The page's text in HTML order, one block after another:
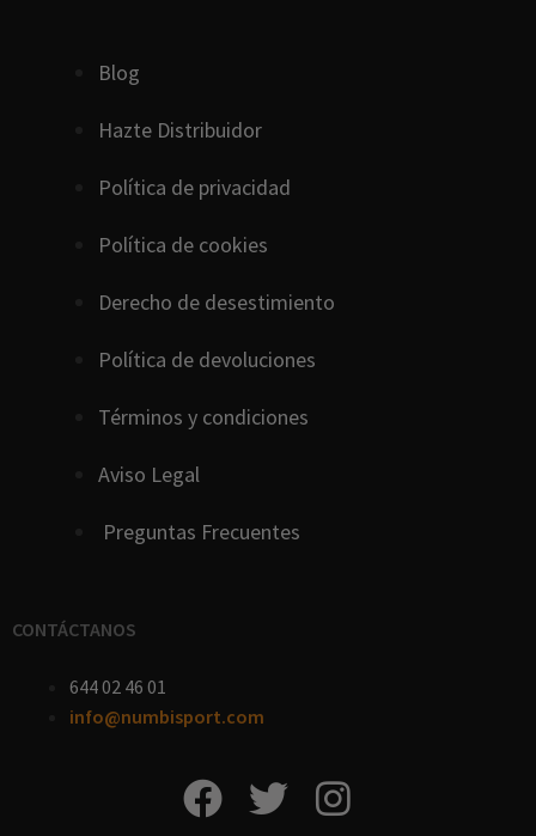
Blog
Hazte Distribuidor
Política de privacidad
Política de cookies
Derecho de desestimiento
Política de devoluciones
Términos y condiciones
Aviso Legal
Preguntas Frecuentes
CONTÁCTANOS
644 02 46 01
info@numbisport.com